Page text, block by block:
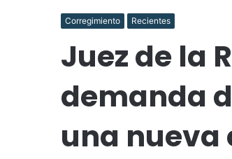
Corregimiento Recientes
Juez de la
demanda
una nueva